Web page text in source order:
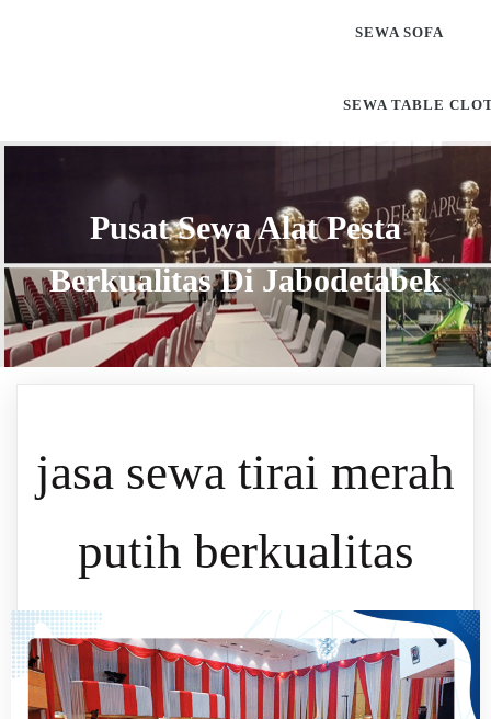
SEWA SOFA
SEWA TABLE
Pusat Sewa Alat Pesta
Berkualitas Di Jabodetabek
jasa sewa tirai merah
putih berkualitas